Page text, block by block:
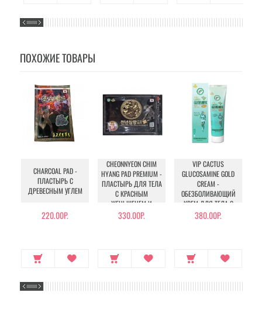
ПОХОЖИЕ ТОВАРЫ
CHARCOAL PAD -
ПЛАСТЫРЬ С
ДРЕВЕСНЫМ УГЛЕМ
220.00Р.
CHEONNYEON CHIM
HYANG PAD PREMIUM -
ПЛАСТЫРЬ ДЛЯ ТЕЛА
С КРАСНЫМ
ЖЕНЬШЕНЕМ И
МАСЛОМ УДОВОГО
330.00Р.
VIP CACTUS
GLUCOSAMINE GOLD
CREAM -
ОБЕЗБОЛИВАЮЩИЙ
КРЕМ ДЛЯ ТЕЛА С
ГЛЮКОЗАМИНОМ И
380.00Р.